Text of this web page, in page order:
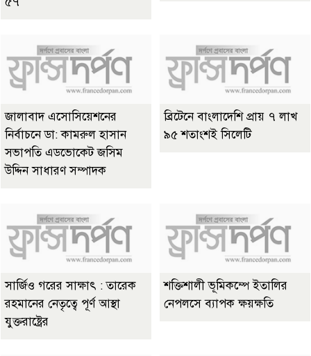
জালাবাদ এসোসিয়েশনের
নির্বাচনে ডা: কামরুল হাসান
সভাপতি এডভোকেট জসিম
উদ্দিন সাধারণ সম্পাদক
ব্রিটেনে বাংলাদেশি প্রায় ৭ লাখ
৯৫ শতাংশই সিলেটি
সার্জিও গরের সাক্ষাৎ : তারেক
রহমানের নেতৃত্বে পূর্ণ আস্থা
যুক্তরাষ্ট্রের
শক্তিশালী ভূমিকম্পে ইতালির
নেপলসে ব্যাপক ক্ষয়ক্ষতি